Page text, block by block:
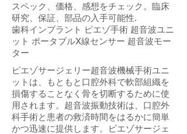
スペック、価格、感想をチェック。臨床
研究、保証、部品の入手可能性.
歯科インプラント ピエゾ手術 超音波ユニ
ット ポータブルX線センサー 超音波モー
ター
ピエゾサージェリー超音波機械手術ユニ
ットは、もともと口腔外科で軟部組織を
損傷することなく骨を切断するために使
用されます。超音波振動技術は、口腔外
科手術と患者の救済時間をはるかに簡単
かつ迅速に提供します。ピエゾサージェ